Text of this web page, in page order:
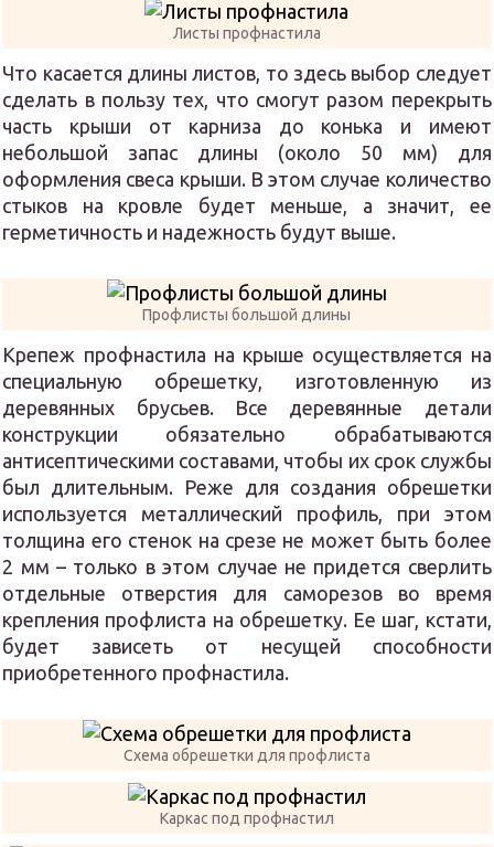
Листы профнастила
Что касается длины листов, то здесь выбор следует
сделать в пользу тех, что смогут разом перекрыть
часть крыши от карниза до конька и имеют
небольшой запас длины (около 50 мм) для
оформления свеса крыши. В этом случае количество
стыков на кровле будет меньше, а значит, ее
герметичность и надежность будут выше.
Профлисты большой длины
Крепеж профнастила на крыше осуществляется на
специальную обрешетку, изготовленную из
деревянных брусьев. Все деревянные детали
конструкции обязательно обрабатываются
антисептическими составами, чтобы их срок службы
был длительным. Реже для создания обрешетки
используется металлический профиль, при этом
толщина его стенок на срезе не может быть более
2 мм – только в этом случае не придется сверлить
отдельные отверстия для саморезов во время
крепления профлиста на обрешетку. Ее шаг, кстати,
будет зависеть от несущей способности
приобретенного профнастила.
Схема обрешетки для профлиста
Каркас под профнастил